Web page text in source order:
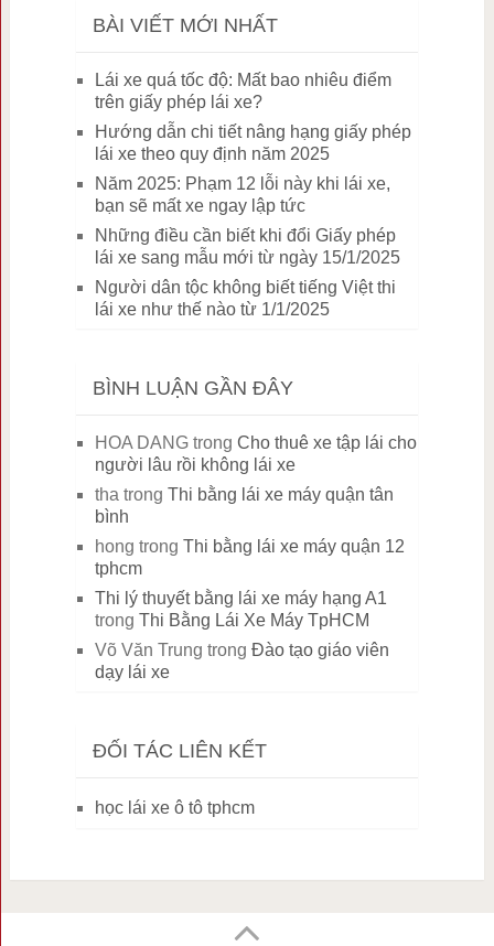
BÀI VIẾT MỚI NHẤT
Lái xe quá tốc độ: Mất bao nhiêu điểm
trên giấy phép lái xe?
Hướng dẫn chi tiết nâng hạng giấy phép
lái xe theo quy định năm 2025
Năm 2025: Phạm 12 lỗi này khi lái xe,
bạn sẽ mất xe ngay lập tức
Những điều cần biết khi đổi Giấy phép
lái xe sang mẫu mới từ ngày 15/1/2025
Người dân tộc không biết tiếng Việt thi
lái xe như thế nào từ 1/1/2025
BÌNH LUẬN GẦN ĐÂY
HOA DANGtrong Cho thuê xe tập lái cho
người lâu rồi không lái xe
tha trong Thi bằng lái xe máy quận tân
bình
hong trong Thi bằng lái xe máy quận 12
tphcm
Thi lý thuyết bằng lái xe máy hạng A1
trong Thi Bằng Lái Xe Máy TpHCM
Võ Văn Trung trong Đào tạo giáo viên
dạy lái xe
ĐỐI TÁC LIÊN KẾT
học lái xe ô tô tphcm